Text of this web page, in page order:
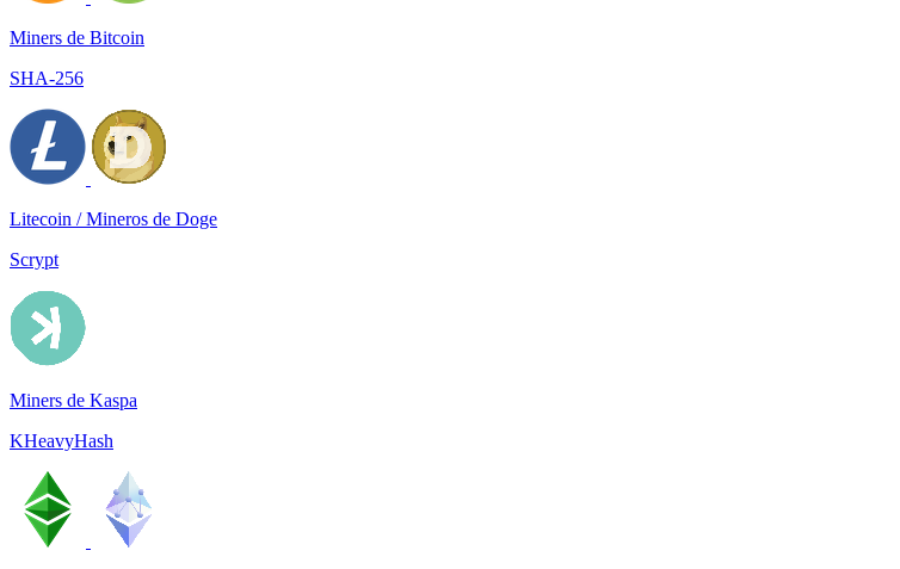
Miners de Bitcoin
SHA-256
Litecoin / Mineros de Doge
Scrypt
Miners de Kaspa
KHeavyHash